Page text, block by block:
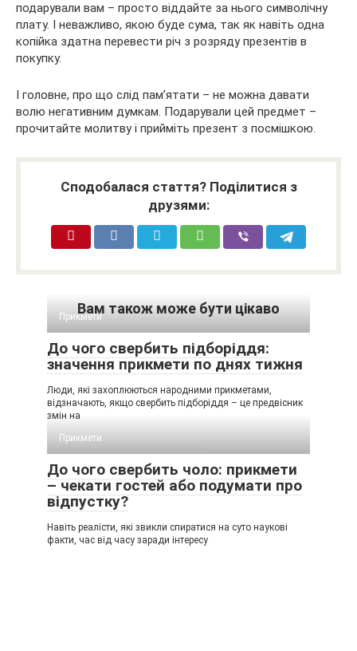
подарували вам – просто віддайте за нього символічну
плату. І неважливо, якою буде сума, так як навіть одна
копійка здатна перевести річ з розряду презентів в
покупку.
І головне, про що слід пам’ятати – не можна давати
волю негативним думкам. Подарували цей предмет –
прочитайте молитву і прийміть презент з посмішкою.
Сподобалася стаття? Поділитися з
друзями:
Вам також може бути цікаво
Прикмети
До чого свербить підборіддя:
значення прикмети по днях тижня
Люди, які захоплюються народними прикметами,
відзначають, якщо свербить підборіддя – це предвісник
змін на
Прикмети
До чого свербить чоло: прикмети
– чекати гостей або подумати про
відпустку?
Навіть реалісти, які звикли спиратися на суто наукові
факти, час від часу заради інтересу